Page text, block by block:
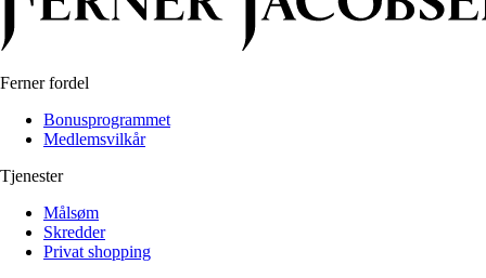
Ferner fordel
Bonusprogrammet
Medlemsvilkår
Tjenester
Målsøm
Skredder
Privat shopping